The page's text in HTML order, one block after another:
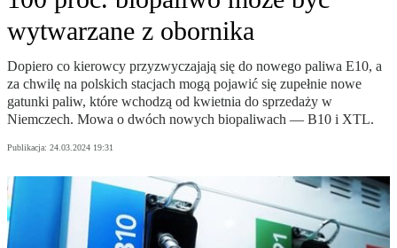
wytwarzane z obornika
Dopiero co kierowcy przyzwyczajają się do nowego paliwa E10, a
za chwilę na polskich stacjach mogą pojawić się zupełnie nowe
gatunki paliw, które wchodzą od kwietnia do sprzedaży w
Niemczech. Mowa o dwóch nowych biopaliwach — B10 i XTL.
Publikacja: 24.03.2024 19:31